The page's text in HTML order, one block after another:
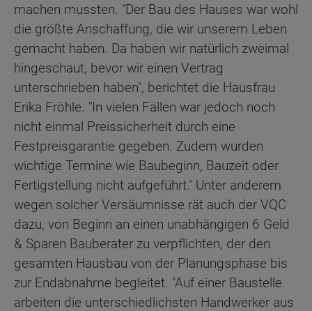
machen mussten. "Der Bau des Hauses war wohl
die größte Anschaffung, die wir unserem Leben
gemacht haben. Da haben wir natürlich zweimal
hingeschaut, bevor wir einen Vertrag
unterschrieben haben", berichtet die Hausfrau
Erika Fröhle. "In vielen Fällen war jedoch noch
nicht einmal Preissicherheit durch eine
Festpreisgarantie gegeben. Zudem wurden
wichtige Termine wie Baubeginn, Bauzeit oder
Fertigstellung nicht aufgeführt." Unter anderem
wegen solcher Versäumnisse rät auch der VQC
dazu, von Beginn an einen unabhängigen 6 Geld
& Sparen Bauberater zu verpflichten, der den
gesamten Hausbau von der Planungsphase bis
zur Endabnahme begleitet. "Auf einer Baustelle
arbeiten die unterschiedlichsten Handwerker aus